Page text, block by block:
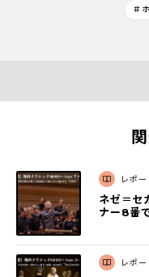
＃
レポー
ネゼ＝セ
ナー8番
レポー